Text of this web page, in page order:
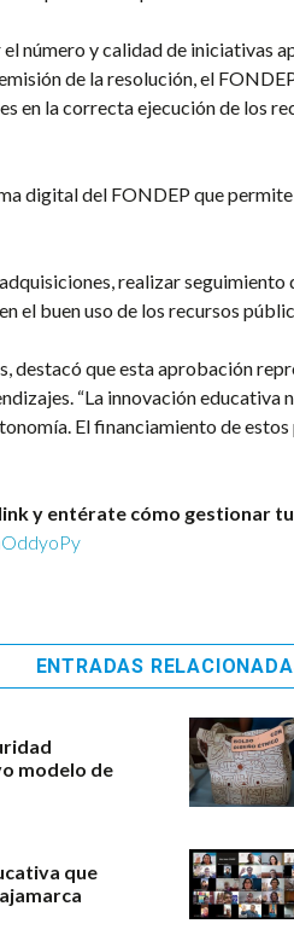
número y calidad de
de la resolución, el
en la correcta ejecución de los
digital del FONDEP que
realizar
el buen uso de los recursos
destacó que esta aprobación
“La innovación
El financiamiento de
y entérate cómo gestionar
ENTRADAS
modelo de
que